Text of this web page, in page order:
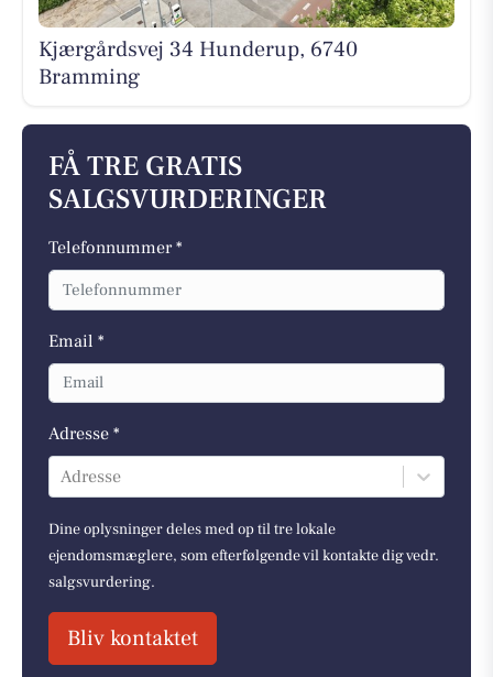
Kjærgårdsvej 34 Hunderup, 6740
Bramming
FÅ TRE GRATIS
SALGSVURDERINGER
Telefonnummer *
Email *
Adresse *
Adresse
Dine oplysninger deles med op til tre lokale
ejendomsmæglere, som efterfølgende vil kontakte dig vedr.
salgsvurdering.
Bliv kontaktet